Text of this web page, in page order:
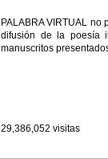
PALABRA VIRTUAL
difusión de la poesía
manuscritos
29,386,052 visitas